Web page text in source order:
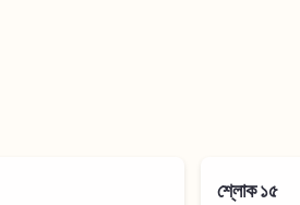
শ্লোক ১৫